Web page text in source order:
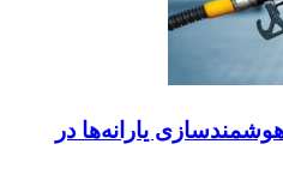
یارانه‌ها در